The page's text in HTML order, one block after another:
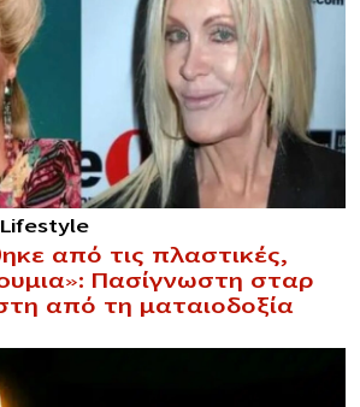
Lifestyle
από τις πλαστικές,
Πασίγνωστη σταρ
από τη ματαιοδοξία